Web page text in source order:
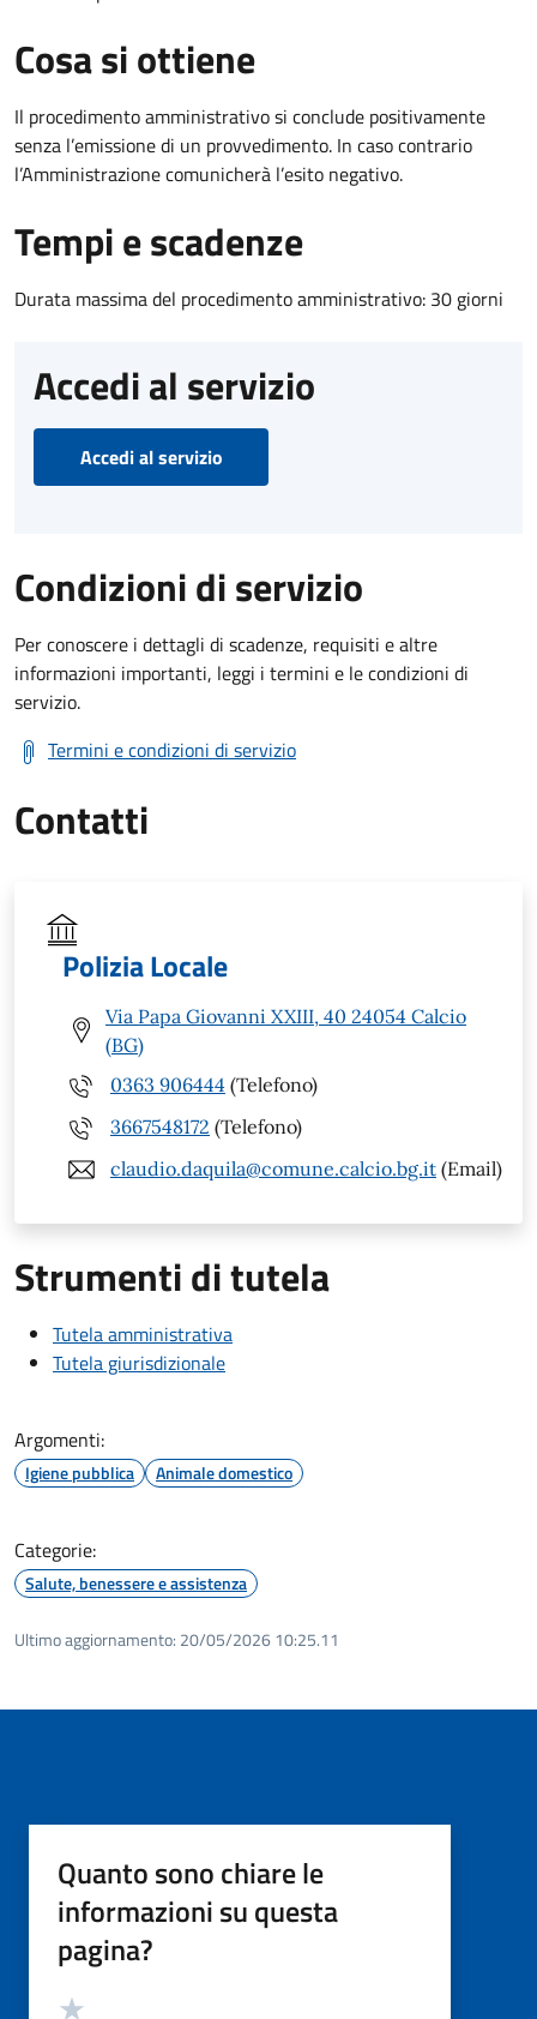
Cosa si ottiene
Il procedimento amministrativo si conclude positivamente
senza l’emissione di un provvedimento. In caso contrario
l’Amministrazione comunicherà l’esito negativo.
Tempi e scadenze
Durata massima del procedimento amministrativo: 30 giorni
Accedi al servizio
Accedi al servizio
Condizioni di servizio
Per conoscere i dettagli di scadenze, requisiti e altre
informazioni importanti, leggi i termini e le condizioni di
servizio.
Termini e condizioni di servizio
Contatti
Polizia Locale
Via Papa Giovanni XXIII, 40 24054 Calcio
(BG)
0363 906444 (Telefono)
3667548172 (Telefono)
claudio.daquila@comune.calcio.bg.it (Email)
Strumenti di tutela
Tutela amministrativa
Tutela giurisdizionale
Argomenti:
Igiene pubblica Animale domestico
Categorie:
Salute, benessere e assistenza
Ultimo aggiornamento: 20/05/2026 10:25.11
Quanto sono chiare le
informazioni su questa
pagina?
Valutazione